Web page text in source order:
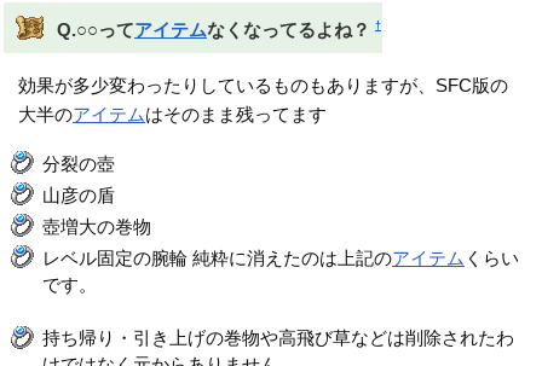
Q.○○ってアイテムなくなってるよね？ †
効果が多少変わったりしているものもありますが、SFC版の
大半のアイテムはそのまま残ってます
分裂の壺
山彦の盾
壺増大の巻物
レベル固定の腕輪 純粋に消えたのは上記のアイテム くらい
です。
持ち帰り・引き上げの巻物や高飛び草などは削除されたわ